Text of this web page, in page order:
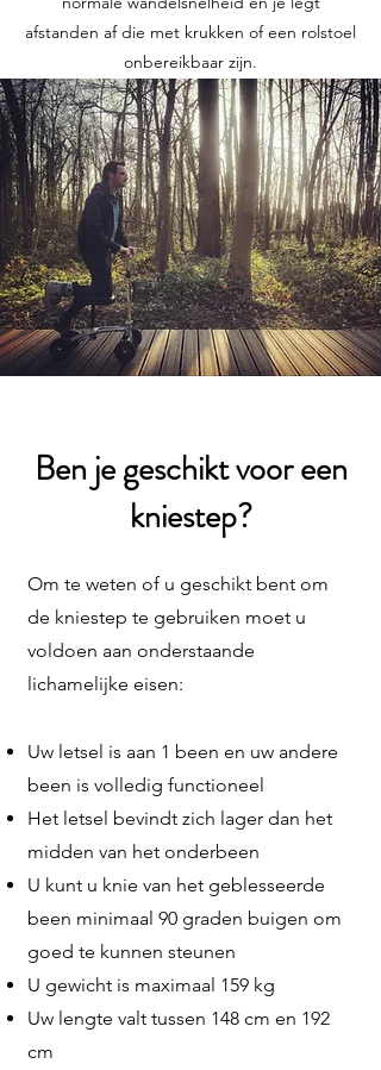
afstanden af die met krukken of een rolstoel
onbereikbaar zijn.
Ben je geschikt voor een
kniestep?
Om te weten of u geschikt bent om
de kniestep te gebruiken moet u
voldoen aan onderstaande
lichamelijke eisen:
Uw letsel is aan 1 been en uw andere
been is volledig functioneel
Het letsel bevindt zich lager dan het
midden van het onderbeen
U kunt u knie van het geblesseerde
been minimaal 90 graden buigen om
goed te kunnen steunen
U gewicht is maximaal 159 kg
Uw lengte valt tussen 148 cm en 192
cm